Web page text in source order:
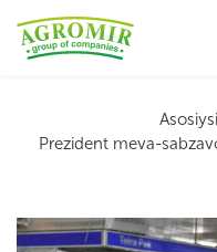
Asosiysi
Prezident meva-